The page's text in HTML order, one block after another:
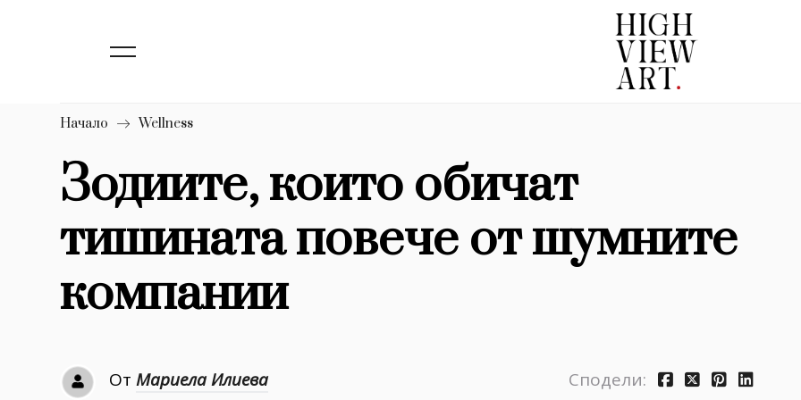
1633
Dialogue
Изкуство
4340
Красота
Дизайн 1272
Книги 1188
30+
1710
Начало Wellness
Зодиите, които обичат
тишината повече от шумните
компании
От Мариела Илиева Сподели: